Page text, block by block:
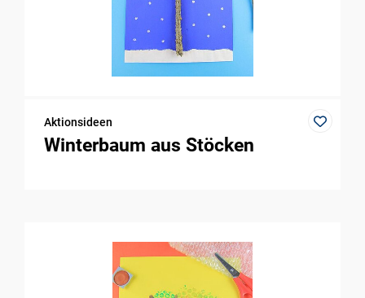
Aktionsideen
Winterbaum aus Stöcken